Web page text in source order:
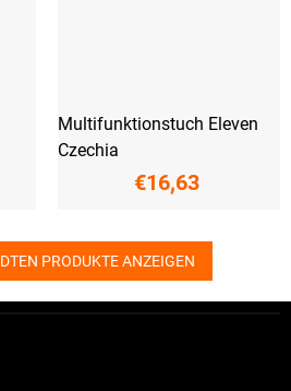
Multifunktionstuch Eleven
Czechia
€16,63
PRODUKTE ANZEIGEN